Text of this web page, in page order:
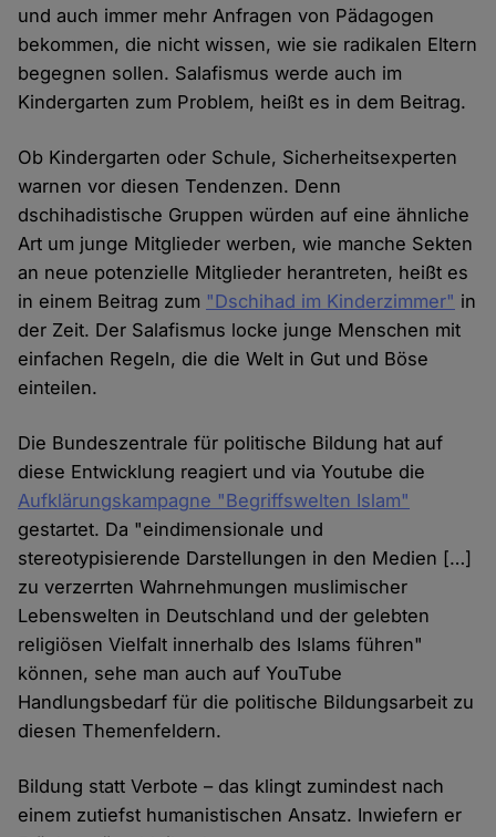
und auch immer mehr Anfragen von Pädagogen
bekommen, die nicht wissen, wie sie radikalen Eltern
begegnen sollen. Salafismus werde auch im
Kindergarten zum Problem, heißt es in dem Beitrag.
Ob Kindergarten oder Schule, Sicherheitsexperten
warnen vor diesen Tendenzen. Denn
dschihadistische Gruppen würden auf eine ähnliche
Art um junge Mitglieder werben, wie manche Sekten
an neue potenzielle Mitglieder herantreten, heißt es
in einem Beitrag zum "Dschihad im Kinderzimmer" in
der Zeit. Der Salafismus locke junge Menschen mit
einfachen Regeln, die die Welt in Gut und Böse
einteilen.
Die Bundeszentrale für politische Bildung hat auf
diese Entwicklung reagiert und via Youtube die
Aufklärungskampagne "Begriffswelten Islam"
gestartet. Da "eindimensionale und
stereotypisierende Darstellungen in den Medien […]
zu verzerrten Wahrnehmungen muslimischer
Lebenswelten in Deutschland und der gelebten
religiösen Vielfalt innerhalb des Islams führen"
können, sehe man auch auf YouTube
Handlungsbedarf für die politische Bildungsarbeit zu
diesen Themenfeldern.
Bildung statt Verbote – das klingt zumindest nach
einem zutiefst humanistischen Ansatz. Inwiefern er